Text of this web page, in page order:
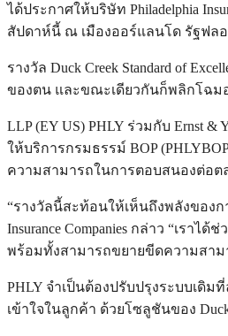
ได้ประกาศให้บริษัท Philadelphia
สัปดาห์นี้ ณ เมืองออร์แลนโด รัฐฟล
รางวัล Duck Creek Standard of
ของตน และขณะเดียวกันก็พลิกโฉม
LLP (EY US) PHLY ร่วมกับ Ernst &
ให้บริการกรมธรรม์ BOP
ความสามารถในการตอบสนองต่อต
“รางวัลนี้สะท้อนให้เห็นถึงพลังของก
Insurance Companies กล่าว “เร
พร้อมทั้งสามารถขยายขีดความสา
PHLY จำเป็นต้องปรับปรุงระบบเดิ
เข้าใจในลูกค้า ด้วยโซลูชันของ